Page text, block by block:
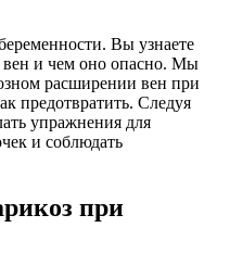
Вы узнаете
вен и чем оно опасно. Мы
расширении вен при
предотвратить. Следуя
упражнения для
и соблюдать
при